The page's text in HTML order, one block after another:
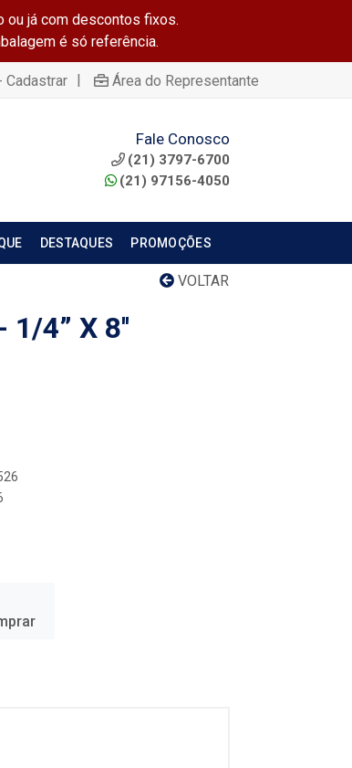
ou já com descontos fixos.
é só referência.
Cadastrar | Área do Representante
Fale Conosco
(21) 3797-6700
(21) 97156-4050
DESTAQUES PROMOÇÕES
VOLTAR
1/4” X 8''